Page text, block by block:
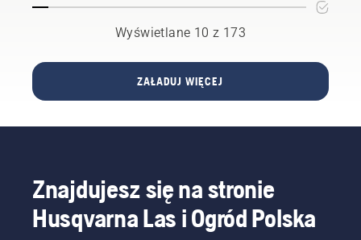
łatwe
szerszego
ogrodzie.
cztery
koszących
zainstalowanych
udostępnia
teraz
koszenie
klasy
Wyświetlane 10 z 173
ZAŁADUJ WIĘCEJ
Znajdujesz się na stronie
Husqvarna Las i Ogród Polska